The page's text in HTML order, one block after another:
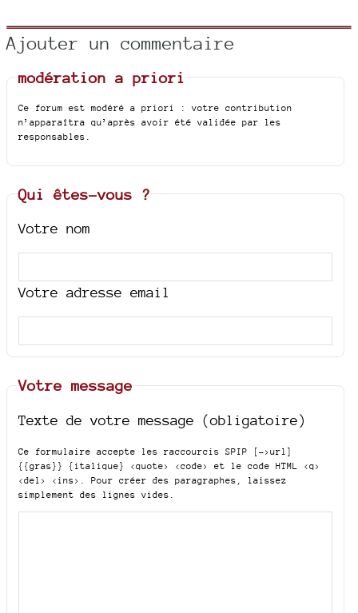
Ajouter un commentaire
modération a priori
Ce forum est modéré a priori : votre contribution
n’apparaîtra qu’après avoir été validée par les
responsables.
Qui êtes-vous ?
Votre nom
Votre adresse email
Votre message
Texte de votre message (obligatoire)
Ce formulaire accepte les raccourcis SPIP
[->url]
{{gras}} {italique} <quote> <code>
et le code HTML <q>
<del> <ins>
. Pour créer des paragraphes, laissez
simplement des lignes vides.